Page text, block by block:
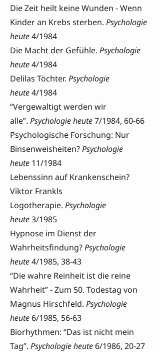
Die Zeit heilt keine Wunden - Wenn
Kinder an Krebs sterben. Psychologie
heute4/1984
Die Macht der Gefühle. Psychologie
heute4/1984
Delilas Töchter. Psychologie
heute4/1984
“Vergewaltigt werden wir
alle”. Psychologie heute7/1984, 60-66
Psychologische Forschung: Nur
Binsenweisheiten?Psychologie
heute 11/1984
Lebenssinn auf Krankenschein?
Viktor Frankls
Logotherapie. Psychologie
heute3/1985
Hypnose im Dienst der
Wahrheitsfindung?Psychologie
heute4/1985, 38-43
“Die wahre Reinheit ist die reine
Wahrheit” - Zum 50. Todestag von
Magnus Hirschfeld. Psychologie
heute6/1985, 56-63
Biorhythmen: “Das ist nicht mein
Tag”. Psychologie heute6/1986, 20-27